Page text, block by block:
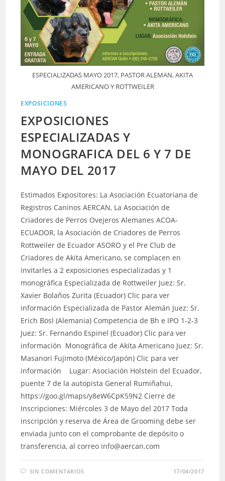
ESPECIALIZADAS MAYO 2017, PASTOR ALEMAN, AKITA
AMERICANO Y ROTTWEILER
EXPOSICIONES
EXPOSICIONES
ESPECIALIZADAS Y
MONOGRAFICA DEL 6 Y 7 DE
MAYO DEL 2017
Estimados Expositores: La Asociación Ecuatoriana de
Registros Caninos AERCAN, La Asociación de
Criadores de Perros Ovejeros Alemanes ACOA-
ECUADOR, la Asociación de Criadores de Perros
Rottweiler de Ecuador ASORO y el Pre Club de
Criadores de Akita Americano, se complacen en
invitarles a 2 exposiciones especializadas y 1
monográfica Especializada de Rottweiler Juez: Sr.
Xavier Bolaños Zurita (Ecuador) Clic para ver
información Especializada de Pastor Alemán Juez: Sr.
Erich Bösl (Alemania) Competencia de Bh e IPO 1-2-3
Juez: Sr. Fernando Espinel (Ecuador) Clic para ver
información Monográfica de Akita Americano Juez: Sr.
Masanori Fujimoto (México/Japón) Clic para ver
información Lugar: Asociación Holstein del Ecuador,
puente 7 de la autopista General Rumiñahui,
https://goo.gl/maps/y8eW6CpK59N2 Cierre de
Inscripciones: Miércoles 3 de Mayo del 2017 Toda
inscripción y reserva de Área de Grooming debe ser
enviada junto con el comprobante de depósito o
transferencia, al correo info@aercan.com
SIN COMENTARIOS 17/04/2017